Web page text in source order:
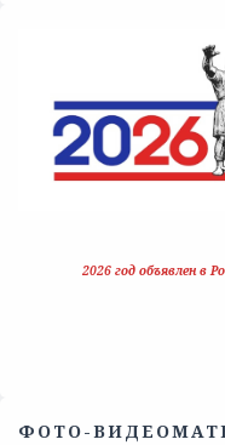
2026 год объявлен в
ФОТО-